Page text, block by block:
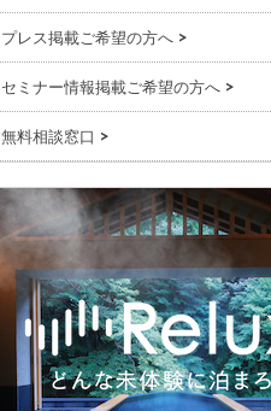
プレス掲載ご希望の方へ >
セミナー情報掲載ご希望の方へ >
無料相談窓口 >